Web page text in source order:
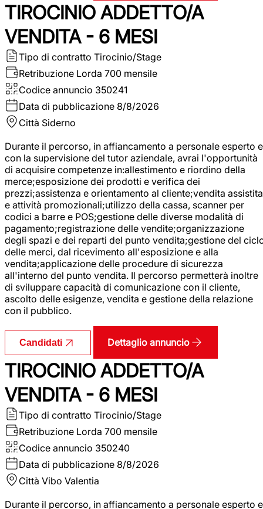
TIROCINIO ADDETTO/A
VENDITA - 6 MESI
Tipo di contratto Tirocinio/Stage
Retribuzione Lorda 700 mensile
Codice annuncio 350241
Data di pubblicazione 8/8/2026
Città Siderno
Durante il percorso, in affiancamento a personale esperto e
con la supervisione del tutor aziendale, avrai l'opportunità
di acquisire competenze in:allestimento e riordino della
merce;esposizione dei prodotti e verifica dei
prezzi;assistenza e orientamento al cliente;vendita assistita
e attività promozionali;utilizzo della cassa, scanner per
codici a barre e POS;gestione delle diverse modalità di
pagamento;registrazione delle vendite;organizzazione
degli spazi e dei reparti del punto vendita;gestione del
delle merci, dal ricevimento all'esposizione e alla
vendita;applicazione delle procedure di sicurezza
all'interno del punto vendita. Il percorso permetterà inoltre
di sviluppare capacità di comunicazione con il cliente,
ascolto delle esigenze, vendita e gestione della relazione
con il pubblico.
Candidati Dettaglio annuncio
TIROCINIO ADDETTO/A
VENDITA - 6 MESI
Tipo di contratto Tirocinio/Stage
Retribuzione Lorda 700 mensile
Codice annuncio 350240
Data di pubblicazione 8/8/2026
Città Vibo Valentia
Durante il percorso, in affiancamento a personale esperto e